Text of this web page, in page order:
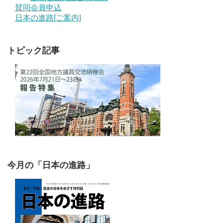
賛同会員申込
日本の進路[ご案内]
トピック記事
今月の「日本の進路」